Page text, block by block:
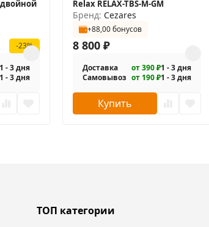
двойной
-23%
- 3 дня
- 3 дня
Relax RELAX-TBS-M-GM
Бренд: Cezares
+88,00 бонусов
8 800 ₽
Доставка от 390 ₽1 - 3 дня
Самовывоз от 190 ₽1 - 3 дня
Купить
ТОП категории